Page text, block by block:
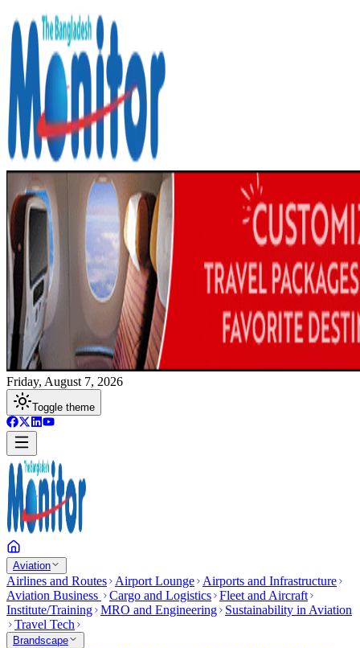
Friday, August 7, 2026
Toggle theme
Aviation
Airlines and Routes Airport Lounge
Airports and Infrastructure
Aviation Business
Cargo and Logistics Fleet and Aircraft
Institute/Training MRO and Engineering
Sustainability in Aviation
Travel Tech
Brandscape